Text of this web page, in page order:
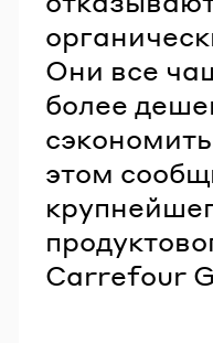
Они все
более
этом
Carrefour